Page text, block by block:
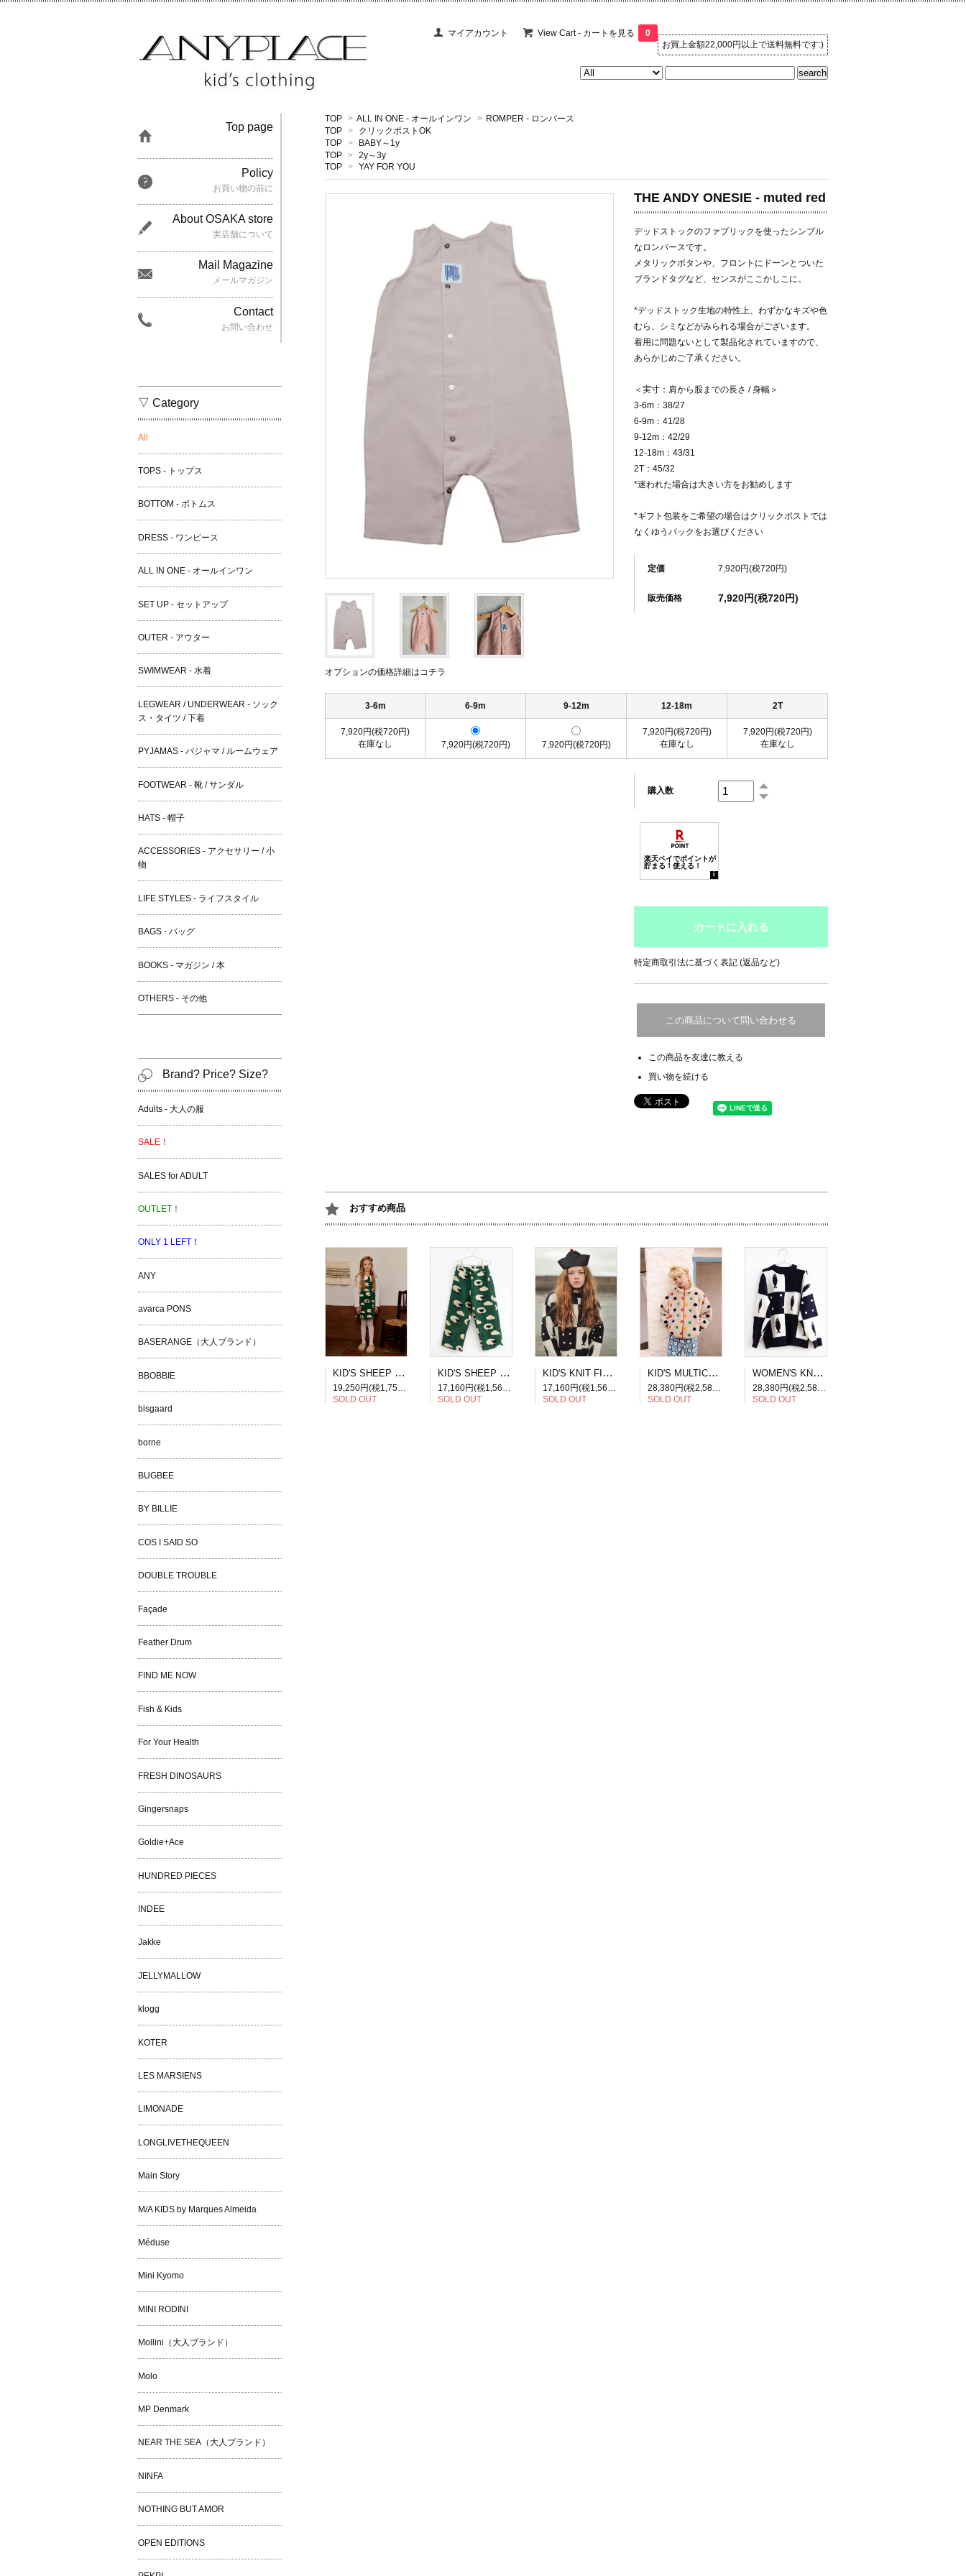
お買上金額22,000円以上で送料無料です:)
マイアカウント View Cart - カートを見る 0
TOP > ALL IN ONE - オールインワン > ROMPER - ロンパース
TOP >
クリックポストOK
TOP >
BABY～1y
TOP > 2y～3y
TOP > YAY FOR YOU
THE ANDY ONESIE - muted red
デッドストックのファブリックを使ったシンプル
なロンパースです。
メタリックボタンや、フロントにドーンとついた
ブランドタグなど、センスがここかしこに。
*デッドストック生地の特性上、わずかなキズや色
むら、シミなどがみられる場合がございます。
着用に問題ないとして製品化されていますので、
あらかじめご了承ください。
＜実寸：肩から股までの長さ / 身幅＞
3-6m：38/27
6-9m：41/28
9-12m：42/29
12-18m：43/31
2T：45/32
*迷われた場合は大きい方をお勧めします
*ギフト包装をご希望の場合はクリックポストでは
なくゆうパックをお選びください
定価 7,920円(税720円)
販売価格 7,920円(税720円)
オプションの価格詳細はコチラ
3-6m 6-9m 9-12m 12-18m 2T
7,920円(税720円)
在庫なし
7,920円(税720円) 7,920円(税720円)
7,920円(税720円)
在庫なし
7,920円(税720円)
在庫なし
購入数
特定商取引法に基づく表記 (返品など)
この商品について問い合わせる
この商品を友達に教える
買い物を続ける
おすすめ商品
KID'S SHEEP DRESS
SOLD OUT
KID'S SHEEP PANTS
SOLD OUT
KID'S KNIT FISH PATCHWORK SWEATER
SOLD OUT
KID'S MULTICOLOR DOTS JACKET
SOLD OUT
WOMEN'S KNIT FISH PATCHWORK SWEATER
SOLD OUT
Top page
Policy
お買い物の前に
About OSAKA store
実店舗について
Mail Magazine
メールマガジン
Contact
お問い合わせ
▽ Category
All
TOPS - トップス
BOTTOM - ボトムス
DRESS - ワンピース
ALL IN ONE - オールインワン
SET UP - セットアップ
OUTER - アウター
SWIMWEAR - 水着
LEGWEAR / UNDERWEAR - ソック
ス・タイツ / 下着
PYJAMAS - パジャマ / ルームウェア
FOOTWEAR - 靴 / サンダル
HATS - 帽子
ACCESSORIES - アクセサリー / 小
物
LIFE STYLES - ライフスタイル
BAGS - バッグ
BOOKS - マガジン / 本
OTHERS - その他
Brand? Price? Size?
Adults - 大人の服
SALE！
SALES for ADULT
OUTLET！
ONLY 1 LEFT！
ANY
avarca PONS
BASERANGE（大人ブランド）
BBOBBIE
bisgaard
borne
BUGBEE
BY BILLIE
COS I SAID SO
DOUBLE TROUBLE
Façade
Feather Drum
FIND ME NOW
Fish & Kids
For Your Health
FRESH DINOSAURS
Gingersnaps
Goldie+Ace
HUNDRED PIECES
INDEE
Jakke
JELLYMALLOW
klogg
KOTER
LES MARSIENS
LIMONADE
LONGLIVETHEQUEEN
Main Story
M/A KIDS by Marques Almeida
Méduse
Mini Kyomo
MINI RODINI
Mollini（大人ブランド）
Molo
MP Denmark
NEAR THE SEA（大人ブランド）
NINFA
NOTHING BUT AMOR
OPEN EDITIONS